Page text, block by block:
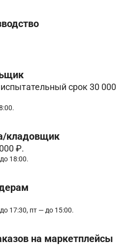
срок 30 000
кладовщик
₽.
18:00.
17:30, пт — до 15:00.
на маркетплейсы